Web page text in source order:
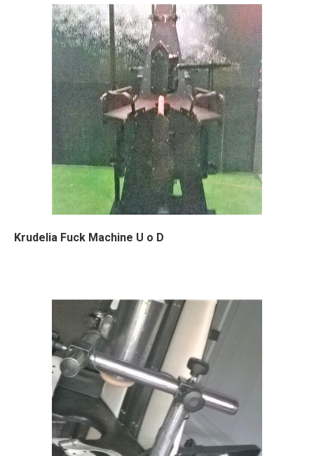
Krudelia Fuck Machine U o D